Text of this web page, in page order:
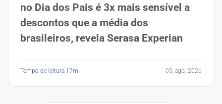
no Dia dos Pais é 3x mais sensível a
descontos que a média dos
brasileiros, revela Serasa Experian
Tempo de leitura 17m 05, ago. 2026